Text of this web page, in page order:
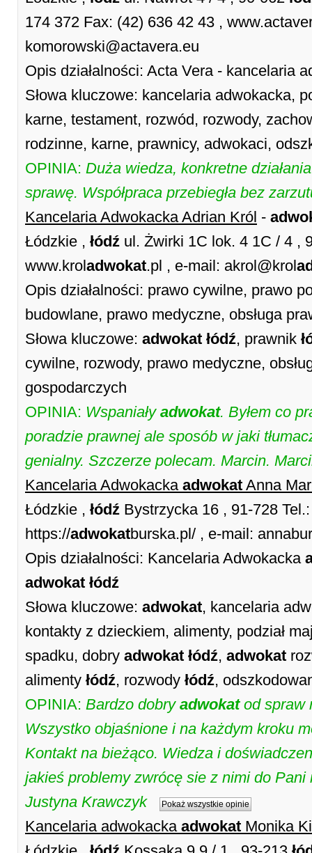
174 372 Fax: (42) 636 42 43 ,
komorowski@actavera.eu
Opis działalności: Acta Vera - kancelaria
Słowa kluczowe: kancelaria adwokacka,
karne, testament, rozwód, rozwody,
rodzinne, karne, prawnicy, adwokaci,
OPINIA: Duża wiedza, konkretne
sprawę. Współpraca przebiegła bez
Kancelaria Adwokacka Adrian Król -
Łódzkie , łódź ul. Żwirki 1C lok. 4 1C / 4 ,
www.kroladwokat.pl , e-mail: akrol@krol
Opis działalności: prawo cywilne, prawo
budowlane, prawo medyczne, obsługa
Słowa kluczowe: adwokat łódź, prawnik
cywilne, rozwody, prawo medyczne,
gospodarczych
OPINIA: Wspaniały adwokat. Byłem co
poradzie prawnej ale sposób w jaki
genialny. Szczerze polecam. Marcin.
Kancelaria Adwokacka adwokat Anna
Łódzkie , łódź Bystrzycka 16 , 91-728
https://adwokatburska.pl/ , e-mail:
Opis działalności: Kancelaria Adwokacka
adwokat łódź
Słowa kluczowe: adwokat, kancelaria
kontakty z dzieckiem, alimenty, podział
spadku, dobry adwokat łódź, adwokat
alimenty łódź, rozwody łódź,
OPINIA: Bardzo dobry adwokatod spraw
Wszystko objaśnione i na każdym kroku
Kontakt na bieżąco. Wiedza i
jakieś problemy zwrócę sie z nimi do
Justyna Krawczyk
Pokaż wszystkie opinie
Kancelaria adwokacka adwokat Monika